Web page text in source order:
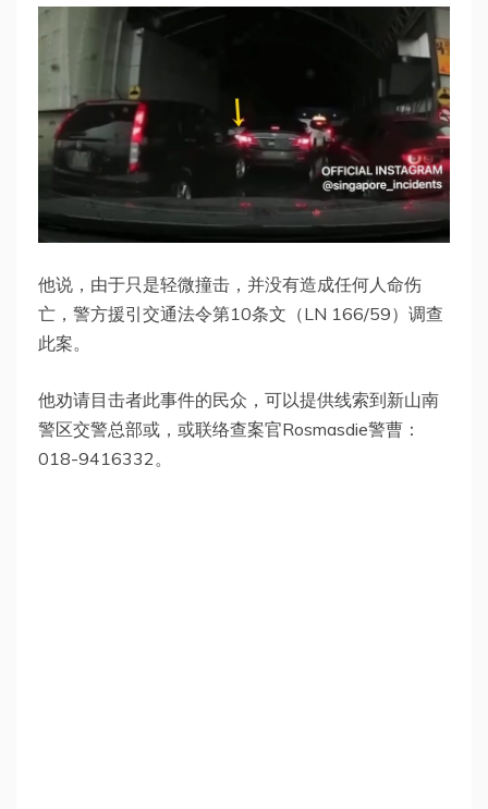
他说，由于只是轻微撞击，并没有造成任何人命伤
亡，警方援引交通法令第10条文（LN 166/59）调查
此案。
他劝请目击者此事件的民众，可以提供线索到新山南
警区交警总部或，或联络查案官Rosmasdie警曹：
018-9416332。